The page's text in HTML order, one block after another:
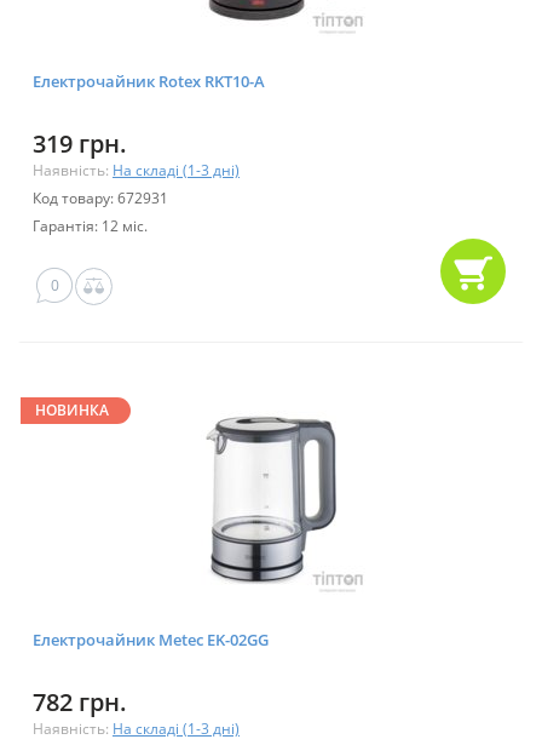
Електрочайник Rotex RKT10-A
319 грн.
Наявність: На складі (1-3 дні)
Код товару: 672931
Гарантія: 12 міс.
0
НОВИНКА
Електрочайник Metec EK-02GG
782 грн.
Наявність: На складі (1-3 дні)